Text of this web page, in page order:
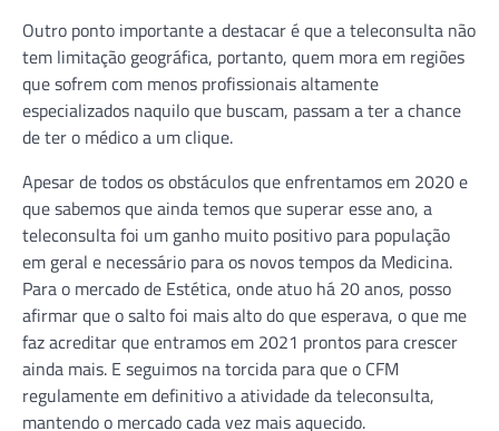
Outro ponto importante a destacar é que a teleconsulta não
tem limitação geográfica, portanto, quem mora em regiões
que sofrem com menos profissionais altamente
especializados naquilo que buscam, passam a ter a chance
de ter o médico a um clique.
Apesar de todos os obstáculos que enfrentamos em 2020 e
que sabemos que ainda temos que superar esse ano, a
teleconsulta foi um ganho muito positivo para população
em geral e necessário para os novos tempos da Medicina.
Para o mercado de Estética, onde atuo há 20 anos, posso
afirmar que o salto foi mais alto do que esperava, o que me
faz acreditar que entramos em 2021 prontos para crescer
ainda mais. E seguimos na torcida para que o CFM
regulamente em definitivo a atividade da teleconsulta,
mantendo o mercado cada vez mais aquecido.